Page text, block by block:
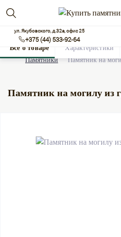
ул. Якубовского, д.32а, офис 25
+375 (44) 533-92-64
Памятники Памятник на
Памятник на могилу из
Все о товаре Характеристики